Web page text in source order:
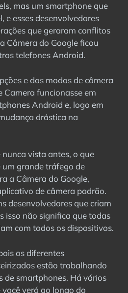
mas um smartphone que
e esses desenvolvedores
que geraram conflitos
Câmera do Google ficou
telefones Android.
e dos modos de câmera
Camera funcionasse em
Android e, logo em
drástica na
vista antes, o que
grande tráfego de
a Câmera do Google,
de câmera padrão.
desenvolvedores que criam
isso não significa que todas
com todos os dispositivos.
os diferentes
estão trabalhando
de smartphones. Há vários
verá ao longo do